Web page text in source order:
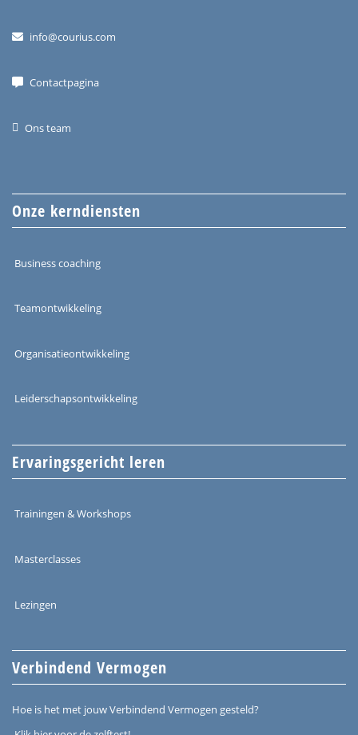
info@courius.com
Contactpagina
Ons team
Onze kerndiensten
Business coaching
Teamontwikkeling
Organisatieontwikkeling
Leiderschapsontwikkeling
Ervaringsgericht leren
Trainingen & Workshops
Masterclasses
Lezingen
Verbindend Vermogen
Hoe is het met jouw Verbindend Vermogen gesteld?